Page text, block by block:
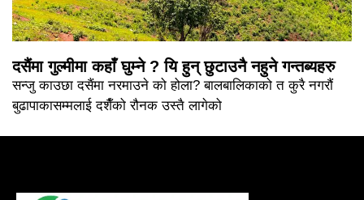
दसैंमा गुल्मीमा कहाँ घुम्ने ? यि हुन् छुटाउनै नहुने गन्तब्यहरु
सन्जु काउछा दसैंमा नरमाउने को होला? बालबालिकाको त कुरै नगरौं
बुढापाकासम्मलाई दशैँको रौनक उस्तै लागेको